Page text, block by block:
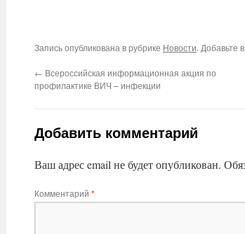
Запись опубликована в рубрике Новости. Добавьте
← Всероссийская информационная акция по
профилактике ВИЧ – инфекции
Добавить комментарий
Ваш адрес email не будет опубликован.
Комментарий *